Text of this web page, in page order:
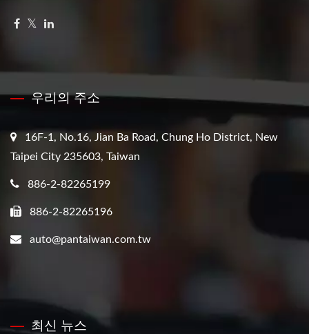
우리의 주소
16F-1, No.16, Jian Ba Road, Chung Ho District, New
Taipei City 235603, Taiwan
886-2-82265199
886-2-82265196
auto@pantaiwan.com.tw
최신 뉴스